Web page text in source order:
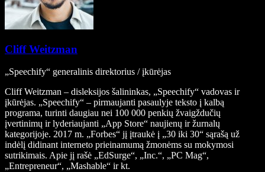
Cliff Weitzman
„Speechify“ generalinis direktorius / įkūrėjas
Cliff Weitzman – disleksijos šalininkas, „Speechify“ vadovas ir
įkūrėjas. „Speechify“ – pirmaujanti pasaulyje teksto į kalbą
programa, turinti daugiau nei 100 000 penkių žvaigždučių
įvertinimų ir lyderiaujanti „App Store“ naujienų ir žurnalų
kategorijoje. 2017 m. „Forbes“ jį įtraukė į „30 iki 30“ sąrašą už
indėlį didinant interneto prieinamumą žmonėms su mokymosi
sutrikimais. Apie jį rašė „EdSurge“, „Inc.“, „PC Mag“,
„Entrepreneur“, „Mashable“ ir kt.